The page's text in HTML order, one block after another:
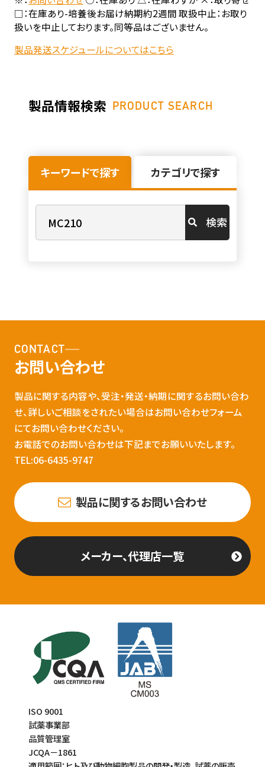
□：在庫あり-培養後お届け納期約2週間 取扱中止：お取り
扱いを中止しております。同等品はございません。
製品発送スケジュールについてはこちら
製品情報検索 PRODUCT SEARCH
キーワードで探す カテゴリで探す
検索
CONTACT
お問い合わせ
製品に関する内容や、受注・発送・納期に関するお問い合わ
せ、詳しいご相談をされたい場合はお問い合わせフォーム
にてお問い合わせください。
お電話でのお問い合わせは下記までお願いいたします。
TEL:06-6435-9747
製品に関するお問い合わせ
メーカー、代理店一覧
ISO 9001
試薬事業部
品質管理室
JCQA－1861